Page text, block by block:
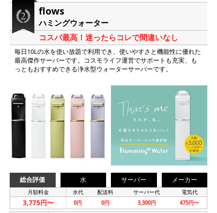
flows
ハミングウォーター
コスパ最高！迷ったらコレで間違いなし
毎日10Lの水を使い放題で利用でき、使いやすさと機能性に優れた
最高傑作サーバーです。コスモライフ運営でサポートも充実、も
っともおすすめできる浄水型ウォーターサーバーです。
総合評価 水 サーバー メーカー
月額料金 水代 配送料 サーバー代 電気代
3,775円〜 0円 0円 3,300円 475円〜